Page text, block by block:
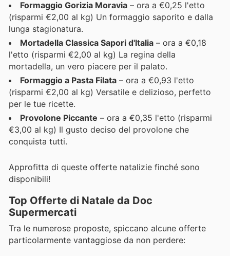
Formaggio Gorizia Moravia – ora a €0,25 l'etto
(risparmi €2,00 al kg) Un formaggio saporito e dalla
lunga stagionatura.
Mortadella Classica Sapori d'Italia – ora a €0,18
l'etto (risparmi €2,00 al kg) La regina della
mortadella, un vero piacere per il palato.
Formaggio a Pasta Filata – ora a €0,93 l'etto
(risparmi €2,00 al kg) Versatile e delizioso, perfetto
per le tue ricette.
Provolone Piccante – ora a €0,35 l'etto (risparmi
€3,00 al kg) Il gusto deciso del provolone che
conquista tutti.
Approfitta di queste offerte natalizie finché sono
disponibili!
Top Offerte di Natale da Doc
Supermercati
Tra le numerose proposte, spiccano alcune offerte
particolarmente vantaggiose da non perdere: